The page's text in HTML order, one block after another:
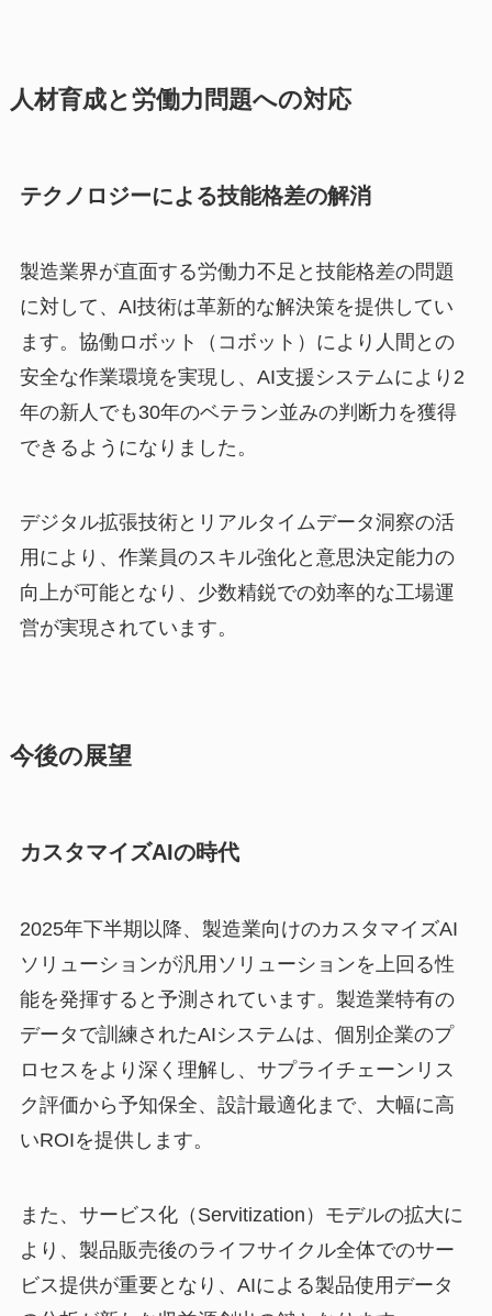
人材育成と労働力問題への対応
テクノロジーによる技能格差の解消
製造業界が直面する労働力不足と技能格差の問題
に対して、AI技術は革新的な解決策を提供してい
ます。協働ロボット（コボット）により人間との
安全な作業環境を実現し、AI支援システムにより2
年の新人でも30年のベテラン並みの判断力を獲得
できるようになりました。
デジタル拡張技術とリアルタイムデータ洞察の活
用により、作業員のスキル強化と意思決定能力の
向上が可能となり、少数精鋭での効率的な工場運
営が実現されています。
今後の展望
カスタマイズAIの時代
2025年下半期以降、製造業向けのカスタマイズAI
ソリューションが汎用ソリューションを上回る性
能を発揮すると予測されています。製造業特有の
データで訓練されたAIシステムは、個別企業のプ
ロセスをより深く理解し、サプライチェーンリス
ク評価から予知保全、設計最適化まで、大幅に高
いROIを提供します。
また、サービス化（Servitization）モデルの拡大に
より、製品販売後のライフサイクル全体でのサー
ビス提供が重要となり、AIによる製品使用データ